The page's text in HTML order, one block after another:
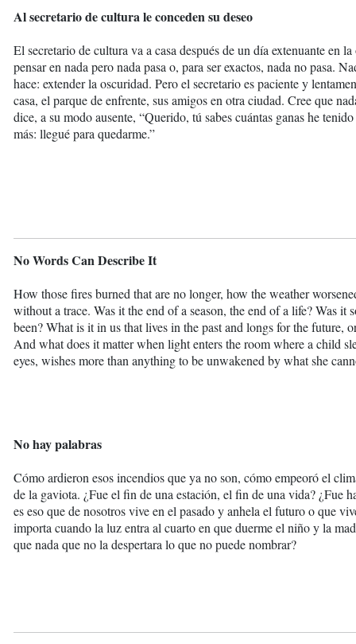
Al secretario de cultura le conceden su deseo
El secretario de cultura va a casa después de un día extenuante en
pensar en nada pero nada pasa o, para ser exactos, nada no pasa.
hace: extender la oscuridad. Pero el secretario es paciente y
casa, el parque de enfrente, sus amigos en otra ciudad. Cree que
dice, a su modo ausente, “Querido, tú sabes cuántas ganas he
más: llegué para quedarme.”
No Words Can Describe It
How those fires burned that are no longer, how the weather
without a trace. Was it the end of a season, the end of a life? Was it
been? What is it in us that lives in the past and longs for the future,
And what does it matter when light enters the room where a child
eyes, wishes more than anything to be unwakened by what she
No hay palabras
Cómo ardieron esos incendios que ya no son, cómo empeoró el
de la gaviota. ¿Fue el fin de una estación, el fin de una vida? ¿Fue
es eso que de nosotros vive en el pasado y anhela el futuro o que
importa cuando la luz entra al cuarto en que duerme el niño y la
que nada que no la despertara lo que no puede nombrar?